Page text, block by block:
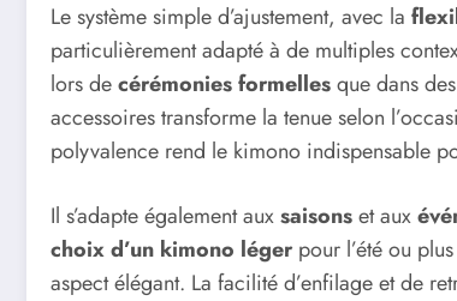
Le système simple d’ajustement, avec la
particulièrement adapté à de multiples
lors decérémonies formellesque dans
accessoires transforme la tenue selon
polyvalence rend le kimono indispensable
Il s’adapte également auxsaisonset aux
choix d’un kimono léger pour l’été ou
aspect élégant. La facilité d’enfilage et de